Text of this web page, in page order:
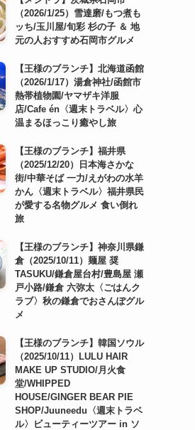
（2026/1/25）雪達磨/もつ煮も
ッち/玉川屋/旬彩 杉の子 ＆ 地
元の人おすすめ石岡市グルメ
【王様のブランチ】北海道函館
（2026/1/17）湯倉神社/函館市
熱帯植物園/ヤマザキ洋服
店/Cafe én〈週末トラベル〉心
温まるほっこり癒やし旅
【王様のブランチ】福井県
（2025/12/20）日本海さかな
街/中華そば 一力/えがわの水羊
かん〈週末トラベル〉福井県民
が愛する名物グルメ 食い倒れ
旅
【王様のブランチ】神奈川県鎌
倉（2025/10/11）麺屋 奨
TASUKU/鎌倉屋台村/豊島屋 瀬
戸小路/鎌倉 六弥太〈ごはんク
ラブ〉秋の鎌倉でおさんぽグル
メ
【王様のブランチ】韓国ソウル
（2025/10/11）LULU HAIR
MAKE UP STUDIO/月火食
堂/WHIPPED
HOUSE/GINGER BEAR PIE
SHOP/Juuneedu〈週末トラベ
ル〉ビューティーツアー in ソ